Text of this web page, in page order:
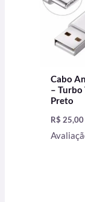
Cabo
– Turbo
Preto
R$ 25,00